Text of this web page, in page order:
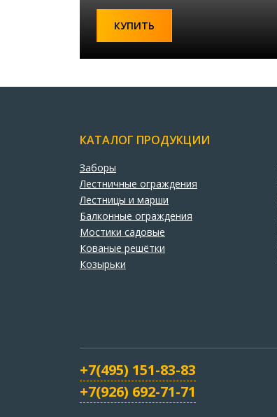
КУПИТЬ
КАТАЛОГ ПРОДУКЦИИ
Заборы
Лестничные ограждения
Лестницы и марши
Балконные ограждения
Мостики садовые
Кованые решётки
Козырьки
+7(495) 151-83-83
+7(926) 692-71-71